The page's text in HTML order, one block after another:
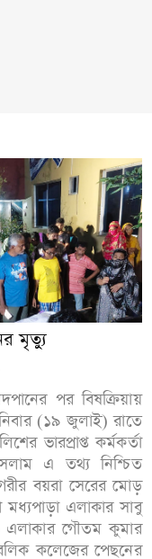
মৃত্যু
পর বিষক্রিয়ায়
(১৯ জুলাই) রাতে
ভারপ্রাপ্ত কর্মকর্তা
এ তথ্য নিশ্চিত
বয়রা সেরের মোড়
এলাকার সাবু
গৌতম কুমার
কলেজের পেছনের